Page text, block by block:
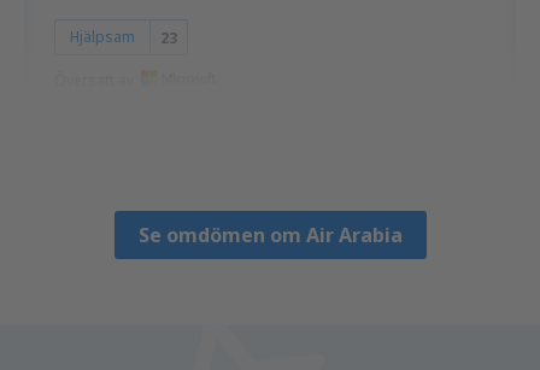
Hjälpsam 23
Se omdömen om Air Arabia